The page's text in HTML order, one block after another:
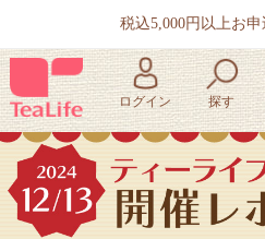
税込5,000円以上お